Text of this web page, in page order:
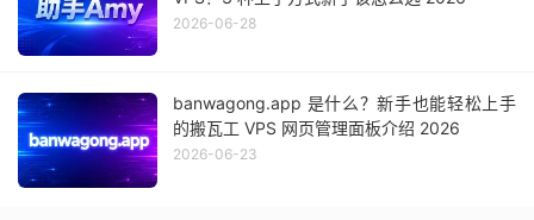
2026-06-28
banwagong.app 是什么？新手也能轻松上手
的搬瓦工 VPS 网页管理面板介绍 2026
2026-06-23